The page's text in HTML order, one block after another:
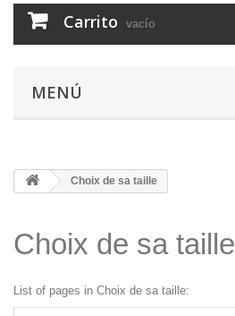
Carrito vacío
MENÚ
Choix de sa taille
Choix de sa taille
List of pages in Choix de sa taille: